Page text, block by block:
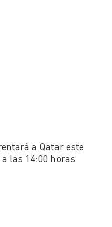
a Qatar este
las 14:00 horas